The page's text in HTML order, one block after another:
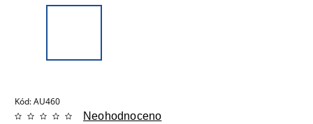
Kód:AU460
Neohodnoceno